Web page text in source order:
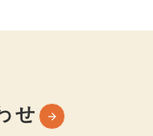
せ